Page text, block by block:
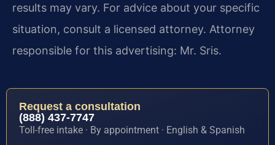
results may vary. For advice about your specific
situation, consult a licensed attorney. Attorney
responsible for this advertising: Mr. Sris.
Request a consultation
(888) 437-7747
Toll-free intake · By appointment · English & Spanish